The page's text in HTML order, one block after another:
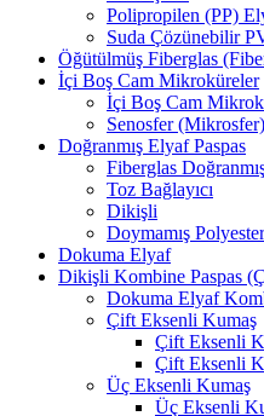
Polipropilen (PP)
Suda Çözünebilir
Öğütülmüş Fiberglas
İçi Boş Cam Mikroküreler
İçi Boş Cam
Senosfer (Mikrosfer)
Doğranmış Elyaf Paspas
Fiberglas
Toz Bağlayıcı
Dikişli
Doymamış
Dokuma Elyaf
Dikişli Kombine Paspas
Dokuma Elyaf
Çift Eksenli Kumaş
Çift Eksenli
Çift Eksenli
Üç Eksenli Kumaş
Üç Eksenli